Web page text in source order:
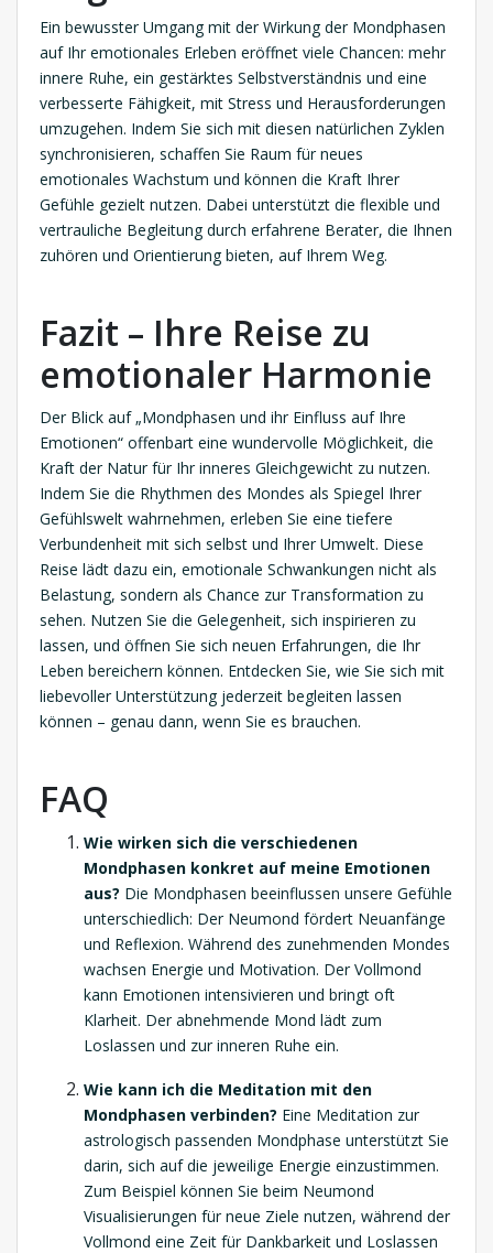
Ein bewusster Umgang mit der Wirkung der Mondphasen
auf Ihr emotionales Erleben eröffnet viele Chancen: mehr
innere Ruhe, ein gestärktes Selbstverständnis und eine
verbesserte Fähigkeit, mit Stress und Herausforderungen
umzugehen. Indem Sie sich mit diesen natürlichen Zyklen
synchronisieren, schaffen Sie Raum für neues
emotionales Wachstum und können die Kraft Ihrer
Gefühle gezielt nutzen. Dabei unterstützt die flexible und
vertrauliche Begleitung durch erfahrene Berater, die Ihnen
zuhören und Orientierung bieten, auf Ihrem Weg.
Fazit – Ihre Reise zu
emotionaler Harmonie
Der Blick auf „Mondphasen und ihr Einfluss auf Ihre
Emotionen“ offenbart eine wundervolle Möglichkeit, die
Kraft der Natur für Ihr inneres Gleichgewicht zu nutzen.
Indem Sie die Rhythmen des Mondes als Spiegel Ihrer
Gefühlswelt wahrnehmen, erleben Sie eine tiefere
Verbundenheit mit sich selbst und Ihrer Umwelt. Diese
Reise lädt dazu ein, emotionale Schwankungen nicht als
Belastung, sondern als Chance zur Transformation zu
sehen. Nutzen Sie die Gelegenheit, sich inspirieren zu
lassen, und öffnen Sie sich neuen Erfahrungen, die Ihr
Leben bereichern können. Entdecken Sie, wie Sie sich mit
liebevoller Unterstützung jederzeit begleiten lassen
können – genau dann, wenn Sie es brauchen.
FAQ
Wie wirken sich die verschiedenen
Mondphasen konkret auf meine Emotionen
aus? Die Mondphasen beeinflussen unsere Gefühle
unterschiedlich: Der Neumond fördert Neuanfänge
und Reflexion. Während des zunehmenden Mondes
wachsen Energie und Motivation. Der Vollmond
kann Emotionen intensivieren und bringt oft
Klarheit. Der abnehmende Mond lädt zum
Loslassen und zur inneren Ruhe ein.
Wie kann ich die Meditation mit den
Mondphasen verbinden? Eine Meditation zur
astrologisch passenden Mondphase unterstützt Sie
darin, sich auf die jeweilige Energie einzustimmen.
Zum Beispiel können Sie beim Neumond
Visualisierungen für neue Ziele nutzen, während der
Vollmond eine Zeit für Dankbarkeit und Loslassen